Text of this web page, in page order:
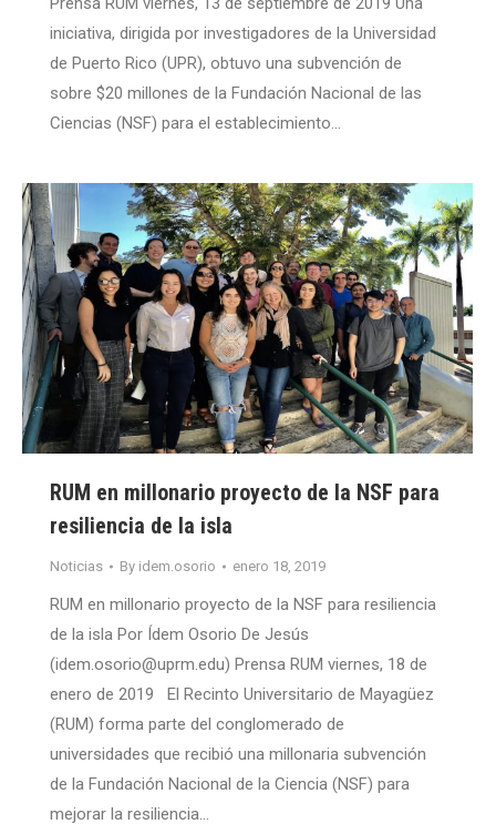
iniciativa, dirigida por investigadores de la Universidad
de Puerto Rico (UPR), obtuvo una subvención de
sobre $20 millones de la Fundación Nacional de las
Ciencias (NSF) para el establecimiento…
RUM en millonario proyecto de la NSF para
resiliencia de la isla
Noticias By idem.osorio enero 18, 2019
RUM en millonario proyecto de la NSF para resiliencia
de la isla Por Ídem Osorio De Jesús
(idem.osorio@uprm.edu) Prensa RUM viernes, 18 de
enero de 2019 El Recinto Universitario de Mayagüez
(RUM) forma parte del conglomerado de
universidades que recibió una millonaria subvención
de la Fundación Nacional de la Ciencia (NSF) para
mejorar la resiliencia…